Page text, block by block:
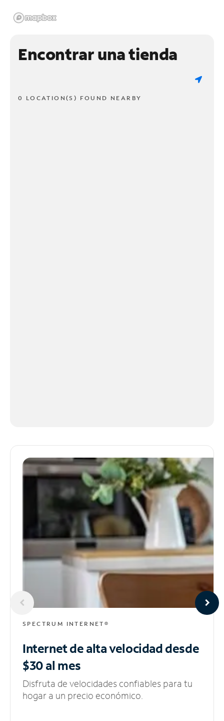
Encontrar una tienda
0 LOCATION(S) FOUND NEARBY
SPECTRUM INTERNET®
Internet de alta velocidaddesde
$30 al mes
Disfruta de velocidades confiables para tu
hogar a un precio económico.